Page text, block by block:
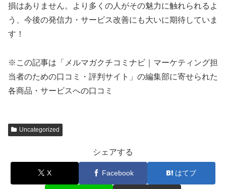
損はありません。より多くの人がその魅力に触れられるよ
う、今後の発信力・サービス改善にも大いに期待していま
す！
※この記事は「メルマガクチコミナビ｜マーケティング担
当者のための口コミ・評判サイト」の編集部に寄せられた
各商品・サービスへの口コミ
Uncategorized
シェアする
X Facebook はてブ